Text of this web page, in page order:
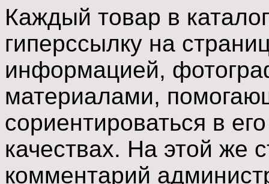
Каждый товар в
гиперссылку на
информацией,
материалами,
сориентироваться в
качествах. На этой же
комментарий